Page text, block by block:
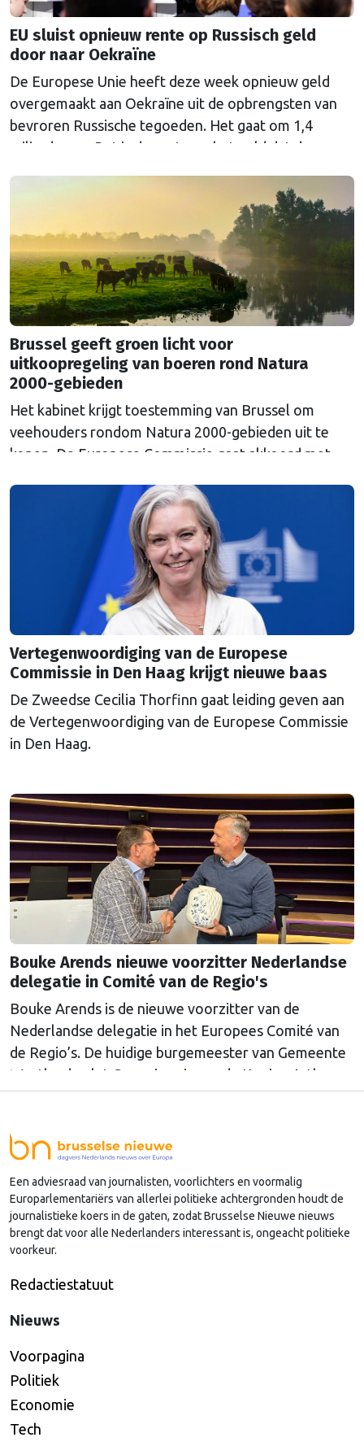
EU sluist opnieuw rente op Russisch geld
door naar Oekraïne
De Europese Unie heeft deze week opnieuw geld
overgemaakt aan Oekraïne uit de opbrengsten van
bevroren Russische tegoeden. Het gaat om 1,4
miljard euro. Dat is de rente op het geld dat de
Euroclear parkeerde. De EU bevroor dat geld na de
Continued
Brussel geeft groen licht voor
uitkoopregeling van boeren rond Natura
2000-gebieden
Het kabinet krijgt toestemming van Brussel om
veehouders rondom Natura 2000-gebieden uit te
kopen. De Europese Commissie gaat akkoord met
Vertegenwoordiging van de Europese
Commissie in Den Haag krijgt nieuwe baas
De Zweedse Cecilia Thorfinn gaat leiding geven aan
de Vertegenwoordiging van de Europese Commissie
in Den Haag.
Bouke Arends nieuwe voorzitter Nederlandse
delegatie in Comité van de Regio's
Bouke Arends is de nieuwe voorzitter van de
Nederlandse delegatie in het Europees Comité van
de Regio’s. De huidige burgemeester van Gemeente
Westland volgt Commissaris van de Koning Arthur
Nederlandse regio’s behoorlijk succesvol in hun
lobby in Brussel, en dat komt vooral omdat …
Continued
Een adviesraad van journalisten, voorlichters en voormalig
Europarlementariërs van allerlei politieke achtergronden houdt de
journalistieke koers in de gaten, zodat Brusselse Nieuwe nieuws
brengt dat voor alle Nederlanders interessant is, ongeacht politieke
voorkeur.
Redactiestatuut
Nieuws
Voorpagina
Politiek
Economie
Tech